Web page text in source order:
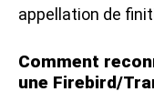
appellation de
Comment
une Firebird/